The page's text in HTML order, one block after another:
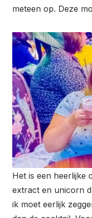
meteen op. Deze
Het is een heerlijke
extract en unicorn
ik moet eerlijk